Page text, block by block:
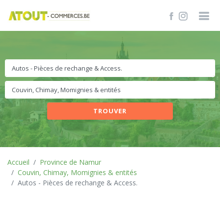
TROUVER
Accueil
Province de Namur
Couvin, Chimay, Momignies & entités
Autos - Pièces de rechange & Access.